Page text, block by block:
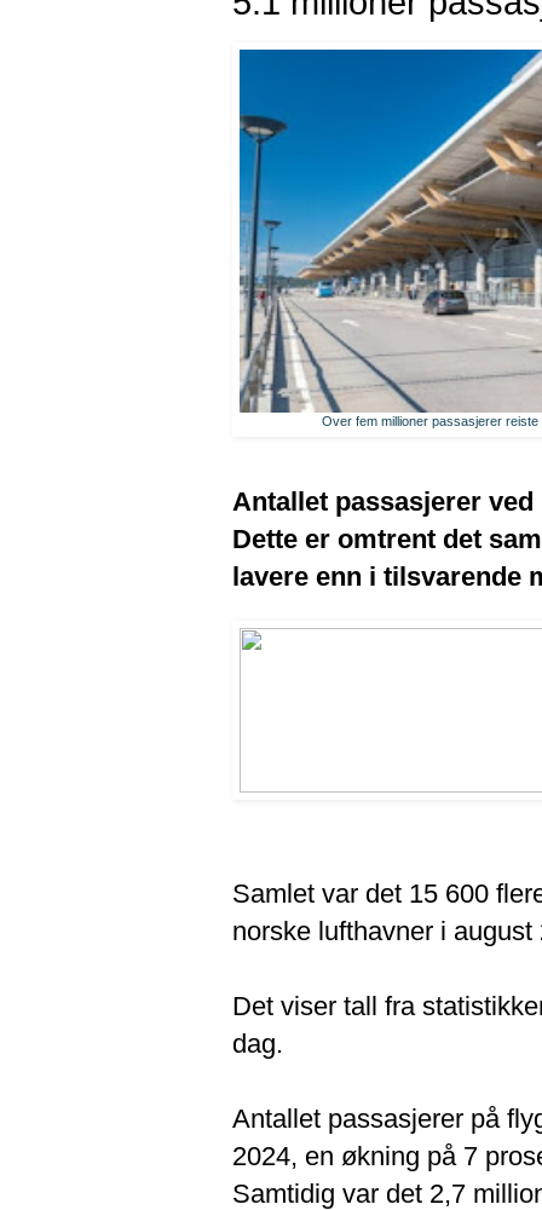
Over fem millioner passasjerer
Antallet passasjerer
Dette er omtrent det
lavere enn i tilsvarende
Samlet var det 15 600
norske lufthavner i
Det viser tall fra
dag.
Antallet passasjerer på
2024, en økning på 7
Samtidig var det 2,7